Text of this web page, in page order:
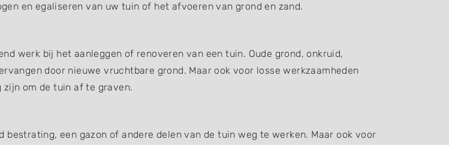
en egaliseren van uw tuin of het afvoeren van grond en zand.
werk bij het aanleggen of renoveren van een tuin. Oude grond, onkruid,
door nieuwe vruchtbare grond. Maar ook voor losse werkzaamheden
om de tuin af te graven.
een gazon of andere delen van de tuin weg te werken. Maar ook voor